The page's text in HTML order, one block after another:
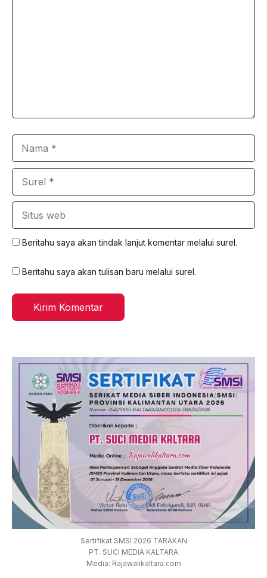
Beritahu saya akan tindak lanjut komentar melalui surel.
Beritahu saya akan tulisan baru melalui surel.
Sertifikat SMSI 2026 TARAKAN
PT. SUCI MEDIA KALTARA
Media: Rajawalikaltara.com